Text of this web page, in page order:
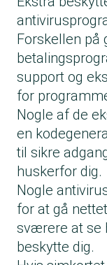
Forskellen på
support og
for
Nogle af de
en
til sikre
huskerfor dig.
Nogle
for at gå
sværere at se
beskytte dig.